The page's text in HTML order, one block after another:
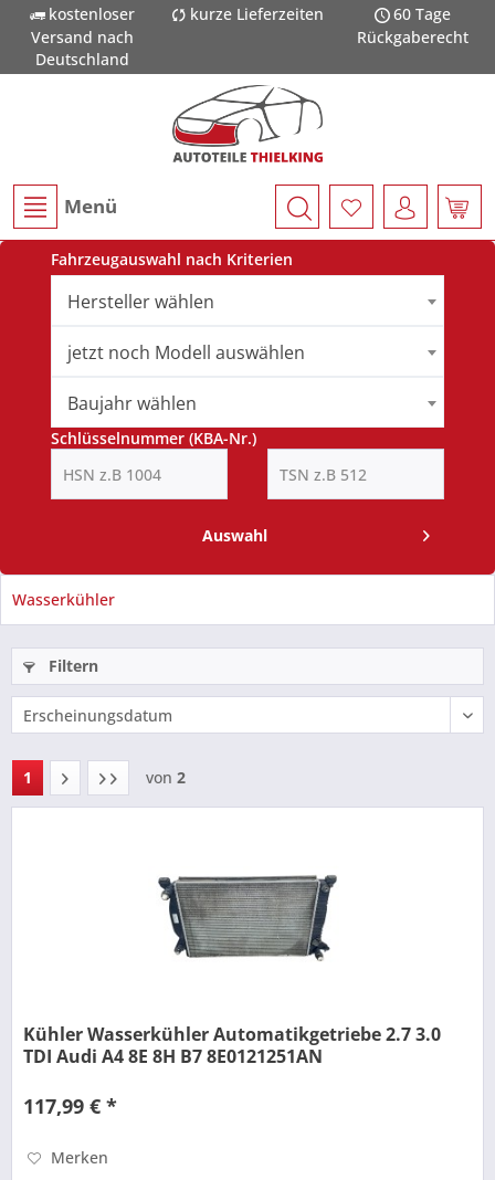
kostenloser
Versand nach
Deutschland
kurze Lieferzeiten
60 Tage
Rückgaberecht
Menü
Fahrzeugauswahl nach Kriterien
Hersteller wählen
jetzt noch Modell auswählen
Baujahr wählen
Schlüsselnummer (KBA-Nr.)
Auswahl
Wasserkühler
Filtern
1 von 2
Kühler Wasserkühler Automatikgetriebe 2.7 3.0
TDI Audi A4 8E 8H B7 8E0121251AN
117,99 € *
Merken